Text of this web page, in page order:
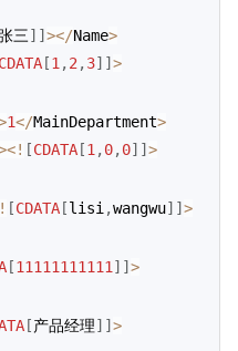
三] ] ></Name>
CDATA [1 ,2 ,3] ] >
1</MainDepartment>
<! [CDATA [1 ,0,0] ] >
! [CDATA [lisi ,wangwu] ] >
[11111111111 ] ] >
[产品经理] ] >